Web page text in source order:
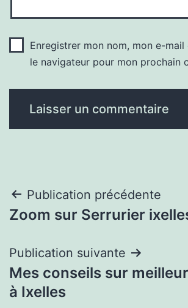
Enregistrer mon nom, mon e-
le navigateur pour mon prochain
Navigation
de
l’article
Publication précédente
Zoom sur Serrurier
Publication suivante
Mes conseils sur
à Ixelles